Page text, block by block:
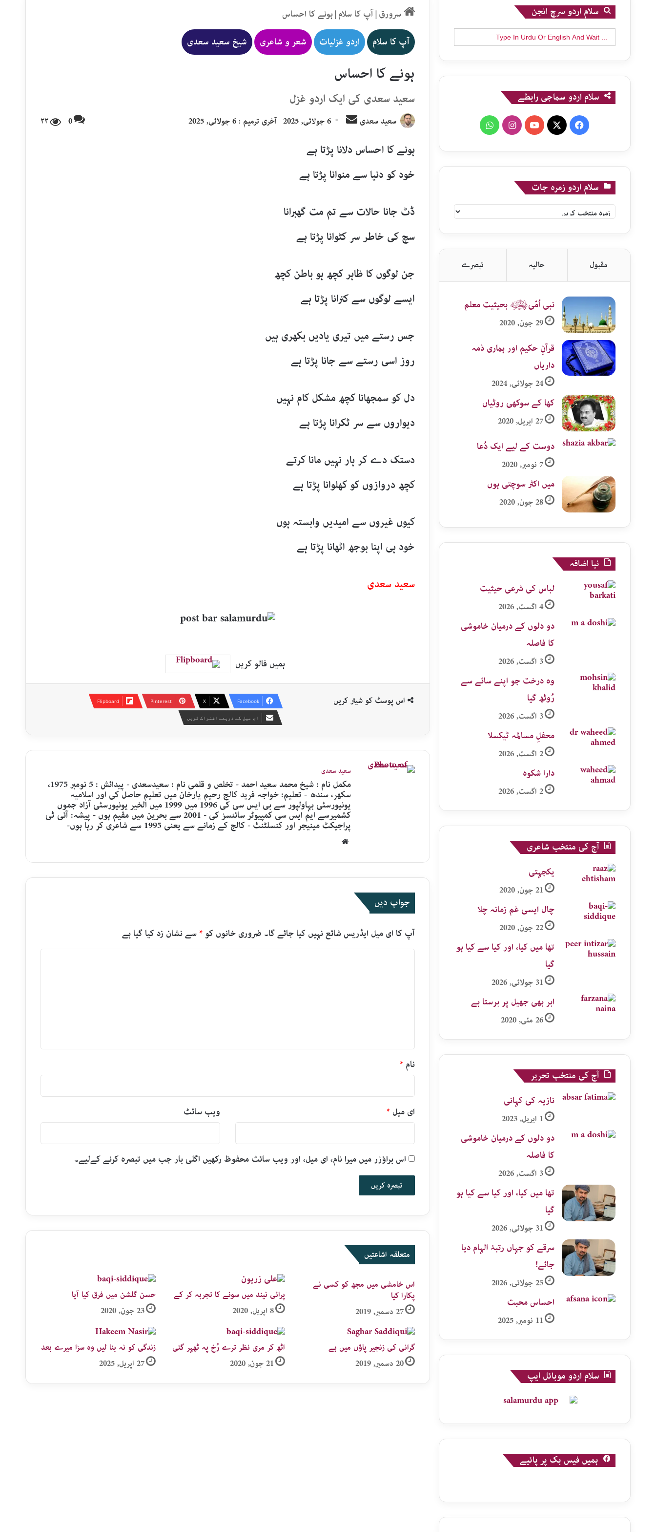
سرورق|آپ کا سلام|ہونے کا احساس
آپ کا سلام اردو غزلیات شعر و شاعری شیخ ﺳﻌﯿﺪ ﺳﻌﺪﯼ
ہونے کا احساس
سعید سعدی کی ایک اردو غزل
ﺳﻌﯿﺪ ﺳﻌﺪﯼ
Send6 جولائی, 2025 آخری ترمیم : 6 جولائی, 2025 0 ۲۲
ہونے کا احساس دلانا پڑتا ہے
خود کو دنیا سے منوانا پڑتا ہے
ڈٹ جانا حالات سے تم مت گھبرانا
سچ کی خاطر سر کٹوانا پڑتا ہے
جن لوگوں کا ظاہر کچھ ہو باطن کچھ
ایسے لوگوں سے کترانا پڑتا ہے
جس رستے میں تیری یادیں بکھری ہیں
روز اسی رستے سے جانا پڑتا ہے
دل کو سمجھانا کچھ مشکل کام نہیں
دیواروں سے سر ٹکرانا پڑتا ہے
دستک دے کر ہار نہیں مانا کرتے
کچھ دروازوں کو کھلوانا پڑتا ہے
کیوں غیروں سے امیدیں وابستہ ہوں
خود ہی اپنا بوجھ اٹھانا پڑتا ہے
سعید سعدی
ہمیں فالو کریں
اس پوسٹ کو شیئر کریں Facebook
X
Pinterest
Flipboard
ای میل کے ذریعے اشتراک کریں
ﺳﻌﯿﺪ ﺳﻌﺪﯼ
ﻣﮑﻤﻞ ﻧﺎﻡ : ﺷﯿﺦ ﻣﺤﻤﺪ ﺳﻌﯿﺪ ﺍﺣﻤﺪ - ﺗﺨﻠﺺ ﻭ ﻗﻠﻤﯽ ﻧﺎﻡ : ﺳﻌﯿﺪﺳﻌﺪﯼ - ﭘﯿﺪﺍﺋﺶ : 5 ﻧﻮﻣﺒﺮ 1975،
ﺳﮑﮭﺮ، ﺳﻨﺪﮪ - ﺗﻌﻠﯿﻢ: ﺧﻮﺍﺟﮧ ﻓﺮﯾﺪ ﮐﺎﻟﺞ ﺭﺣﯿﻢ ﯾﺎﺭﺧﺎﻥ ﻣﯿﮟ ﺗﻌﻠﯿﻢ ﺣﺎﺻﻞ ﮐﯽ ﺍﻭﺭ ﺍﺳﻼﻣﯿﮧ
ﯾﻮﻧﯿﻮﺭﺳﭩﯽ ﺑﮩﺎﻭﻟﭙﻮﺭ ﺳﮯ ﺑﯽ ﺍﯾﺲ ﺳﯽ ﮐﯽ 1996 ﻣﯿﮟ 1999 ﻣﯿﮟ ﺍﻟﺨﯿﺮ ﯾﻮﻧﯿﻮﺭﺳﭩﯽ ﺁﺯﺍﺩ ﺟﻤﻮﮞ
ﮐﺸﻤﯿﺮﺳﮯ ﺍﯾﻢ ﺍﯾﺲ ﺳﯽ ﮐﻤﭙﯿﻮﭨﺮ ﺳﺎﺋﻨﺴﺰ ﮐﯽ - 2001 ﺳﮯ ﺑﺤﺮﯾﻦ ﻣﯿﮟ ﻣﻘﯿﻢ ﮨﻮﮞ - ﭘﯿﺸﮧ: ﺁﺋﯽ ﭨﯽ
ﭘﺮﺍﺟﯿﮑﭧ ﻣﯿﻨﯿﺠﺮ ﺍﻭﺭ ﮐﻨﺴﻠﭩﻨﭧ - ﮐﺎﻟﺞ ﮐﮯ ﺯﻣﺎﻧﮯ ﺳﮯ ﯾﻌﻨﯽ 1995 ﺳﮯ ﺷﺎﻋﺮﯼ ﮐﺮ ﺭﮨﺎ ﮨﻮﮞ-
جواب دیں
آپ کا ای میل ایڈریس شائع نہیں کیا جائے گا۔ ضروری خانوں کو*سے نشان زد کیا گیا ہے
نام*
ای میل* ویب‌ سائٹ
اس براؤزر میں میرا نام، ای میل، اور ویب سائٹ محفوظ رکھیں اگلی بار جب میں تبصرہ کرنے کےلیے۔
متعلقہ اشاعتیں
اس خامشی میں مجھ کو کسی نے
پکارا کیا
27 دسمبر, 2019
پرائی نیند میں سونے کا تجربہ کر کے
8 اپریل, 2020
حسن گلشن میں فرق کیا آیا
23 جون, 2020
گرانی کی زنجیر پاؤں میں ہے
20 دسمبر, 2019
اٹھ کر مری نظر ترے رُخ پہ ٹھہر گئی
21 جون, 2020
زندگی کو نہ بنا لیں وہ سزا میرے بعد
27 اپریل, 2025
سلام اردو سرچ انجن
Search
for:
سلام اردو سماجی رابطے
Facebook
X
YouTube
Instagram
WhatsApp
سلام اردو زمرہ جات
سلام
اردو
مقبول حالیہ تبصرے
نبی اُمّیﷺ بحیثیت معلم
29 جون, 2020
قرآنِ حکیم اور ہماری ذمہ
داریاں
24 جولائی, 2024
کھا کے سوکھی روٹیاں
27 اپریل, 2020
دوست کے لیے ایک دُعا
7 نومبر, 2020
میں اکثر سوچتی ہوں
28 جون, 2020
نیا اضافہ
لباس کی شرعی حیثیت
4 اگست, 2026
دو دلوں کے درمیان خاموشی
کا فاصلہ
3 اگست, 2026
وہ درخت جو اپنے سائے سے
رُوٹھ گیا
3 اگست, 2026
محفلِ مسالمہ ٹیکسلا
2 اگست, 2026
دارا شکوہ
2 اگست, 2026
آج کی منتخب شاعری
یکجہتی
21 جون, 2020
چال ایسی غم زمانہ چلا
22 جون, 2020
تھا میں کیا، اور کیا سے کیا ہو
گیا
31 جولائی, 2026
ابر بھی جھیل پر برستا ہے
26 مئی, 2020
آج کی منتخب تحریر
نازیہ کی کہانی
1 اپریل, 2023
دو دلوں کے درمیان خاموشی
کا فاصلہ
3 اگست, 2026
تھا میں کیا، اور کیا سے کیا ہو
گیا
31 جولائی, 2026
سرقے کو جہاں رتبۂ الہام دیا
جائے!
25 جولائی, 2026
احساس محبت
11 نومبر, 2025
سلام اردو موبائل ایپ
ہمیں فیس بک پر پائیے